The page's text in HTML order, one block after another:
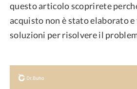
questo articolo scoprirete
acquisto non è stato elaborato
soluzioni per risolvere il